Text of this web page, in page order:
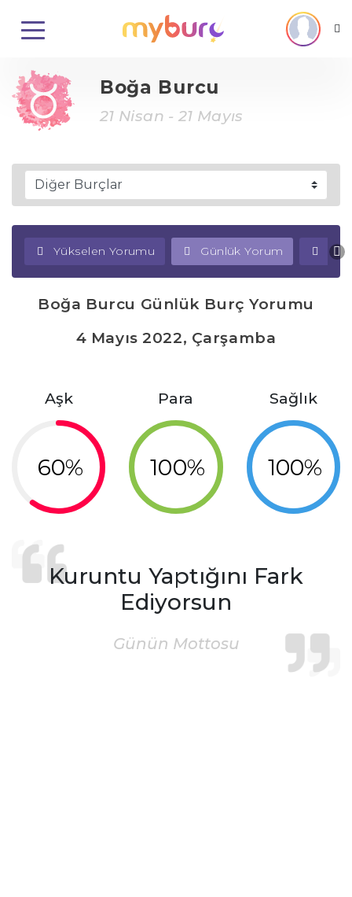
Boğa Burcu
21 Nisan - 21 Mayıs
Yükselen Yorumu Günlük Yorum
Boğa Burcu Günlük Burç Yorumu
4 Mayıs 2022, Çarşamba
Aşk
60%
Para
100%
Sağlık
100%
Kuruntu Yaptığını Fark
Ediyorsun
Günün Mottosu